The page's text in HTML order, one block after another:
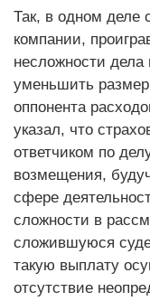
Так, в одном деле
компании,
несложности
уменьшить
оппонента
указал, что
ответчиком по
возмещения,
сфере
сложности в
сложившуюся
такую выплату
отсутствие